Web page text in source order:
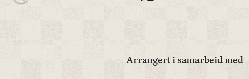
Arrangert i samarbeid med